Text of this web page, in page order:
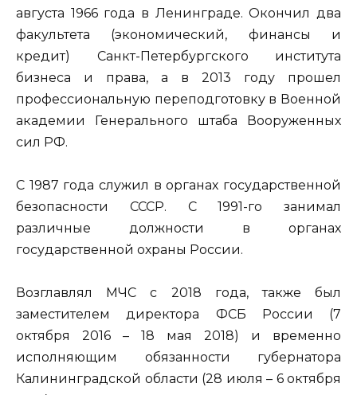
августа 1966 года в Ленинграде. Окончил два
факультета (экономический, финансы и
кредит) Санкт-Петербургского института
бизнеса и права, а в 2013 году прошел
профессиональную переподготовку в Военной
академии Генерального штаба Вооруженных
сил РФ.
С 1987 года служил в органах государственной
безопасности СССР. С 1991-го занимал
различные должности в органах
государственной охраны России.
Возглавлял МЧС с 2018 года, также был
заместителем директора ФСБ России (7
октября 2016 – 18 мая 2018) и временно
исполняющим обязанности губернатора
Калининградской области (28 июля – 6 октября